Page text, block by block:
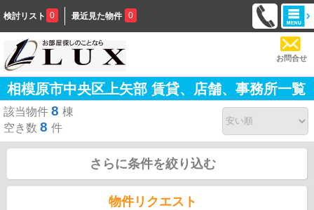
検討リスト 0 最近見た物件 0
お問合せ
相模原市中央区上矢部 賃貸、店舗、事務所一覧
該当物件 8 棟
空き数 8 件
さらに条件を絞り込む
物件リクエスト